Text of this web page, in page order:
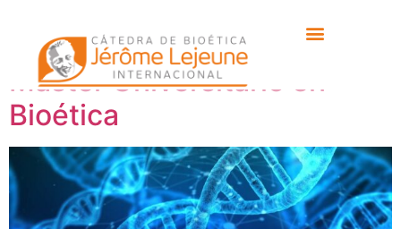
Tipo:Reserva Online
Máster Universitario en
Bioética